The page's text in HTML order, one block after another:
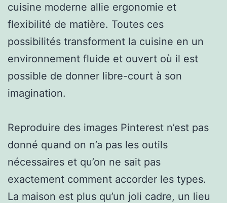
cuisine moderne allie ergonomie et
flexibilité de matière. Toutes ces
possibilités transforment la cuisine en un
environnement fluide et ouvert où il est
possible de donner libre-court à son
imagination.
Reproduire des images Pinterest n’est pas
donné quand on n’a pas les outils
nécessaires et qu’on ne sait pas
exactement comment accorder les types.
La maison est plus qu’un joli cadre, un lieu